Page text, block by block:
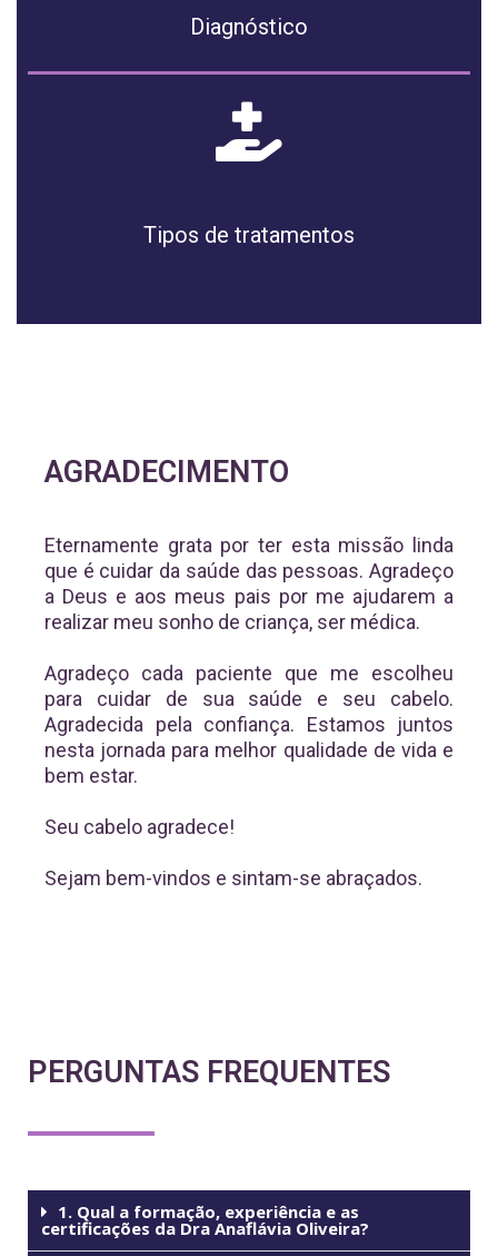
Diagnóstico
Tipos de tratamentos
AGRADECIMENTO
Eternamente grata por ter esta missão linda
que é cuidar da saúde das pessoas. Agradeço
a Deus e aos meus pais por me ajudarem a
realizar meu sonho de criança, ser médica.
Agradeço cada paciente que me escolheu
para cuidar de sua saúde e seu cabelo.
Agradecida pela confiança. Estamos juntos
nesta jornada para melhor qualidade de vida e
bem estar.
Seu cabelo agradece!
Sejam bem-vindos e sintam-se abraçados.
PERGUNTAS FREQUENTES
1. Qual a formação, experiência e as
certificações da Dra Anaflávia Oliveira?